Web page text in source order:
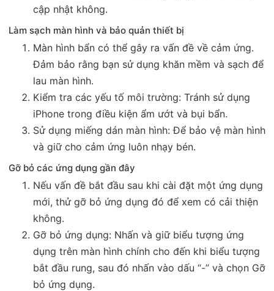
cập nhật không.
Làm sạch màn hình và bảo quản thiết bị
Màn hình bẩn có thể gây ra vấn đề về cảm ứng.
Đảm bảo rằng bạn sử dụng khăn mềm và sạch để
lau màn hình.
Kiểm tra các yếu tố môi trường: Tránh sử dụng
iPhone trong điều kiện ẩm ướt và bụi bẩn.
Sử dụng miếng dán màn hình: Để bảo vệ màn hình
và giữ cho cảm ứng luôn nhạy bén.
Gỡ bỏ các ứng dụng gần đây
Nếu vấn đề bắt đầu sau khi cài đặt một ứng dụng
mới, thử gỡ bỏ ứng dụng đó để xem có cải thiện
không.
Gỡ bỏ ứng dụng: Nhấn và giữ biểu tượng ứng
dụng trên màn hình chính cho đến khi biểu tượng
bắt đầu rung, sau đó nhấn vào dấu “-” và chọn Gỡ
bỏ ứng dụng.